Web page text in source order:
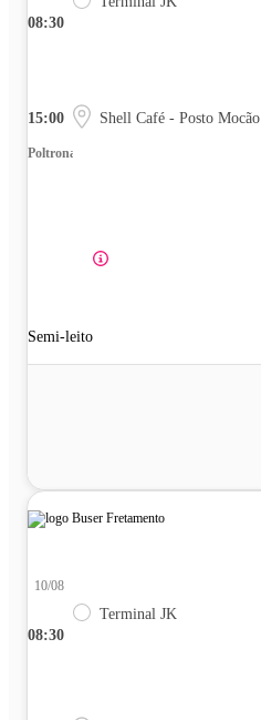
08:30
15:00 Shell Café - Posto Mocão
Poltrona
Semi-leito
08:30
10/08
Terminal JK